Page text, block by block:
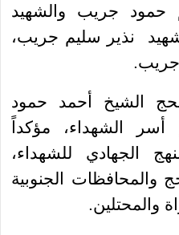
حمود جريب والشهيد
نذير سليم جريب،
جريب.
الشيخ أحمد حمود
الشهداء، مؤكداً
الجهادي للشهداء،
الجنوبية
والمحتلين.